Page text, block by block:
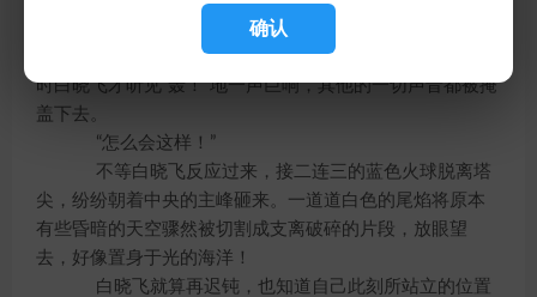
确认
天地之间仿佛静了静，忽然变得鸦雀无声，然后才
是无数碎石飞溅，就好像火山喷发一样高高弹起，直到这
时白晓飞才听见“轰！”地一声巨响，其他的一切声音都被掩
盖下去。
“怎么会这样！”
不等白晓飞反应过来，接二连三的蓝色火球脱离塔
尖，纷纷朝着中央的主峰砸来。一道道白色的尾焰将原本
有些昏暗的天空骤然被切割成支离破碎的片段，放眼望
去，好像置身于光的海洋！
白晓飞就算再迟钝，也知道自己此刻所站立的位置